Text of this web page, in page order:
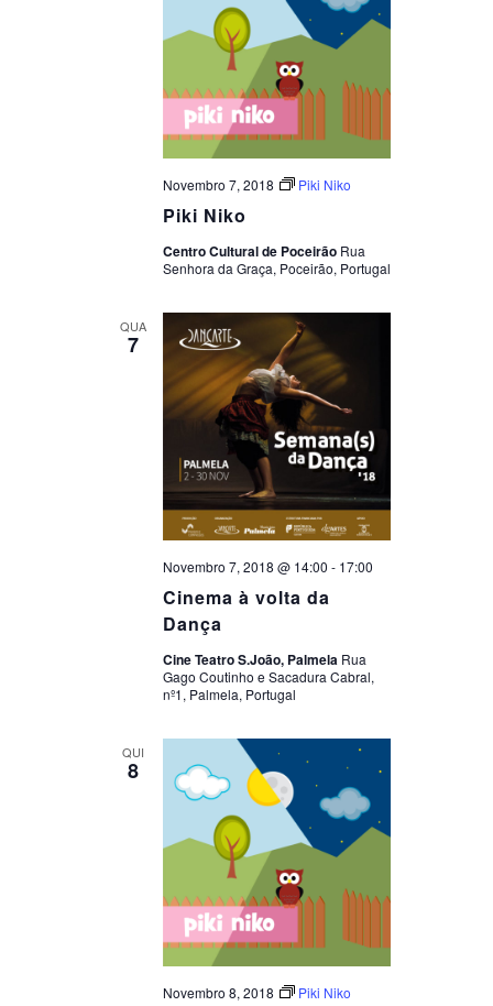
Piki Niko
Novembro 7, 2018 Piki Niko
Centro Cultural de Poceirão Rua
Senhora da Graça, Poceirão, Portugal
QUA
7
Cinema à volta da
Dança
Novembro 7, 2018 @ 14:00 - 17:00
Cine Teatro S.João, Palmela Rua
Gago Coutinho e Sacadura Cabral,
nº1, Palmela, Portugal
QUI
8
Novembro 8, 2018 Piki Niko